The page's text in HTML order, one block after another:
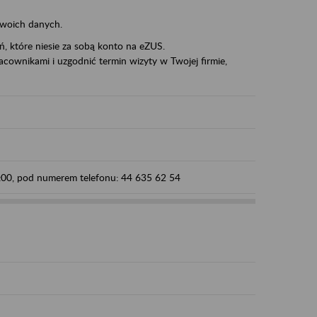
danych.
które niesie za sobą konto na eZUS.
i uzgodnić termin wizyty w Twojej firmie,
pod numerem telefonu: 44 635 62 54